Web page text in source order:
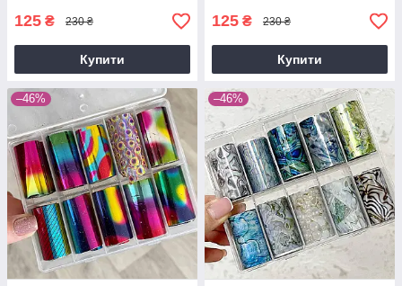
125 ₴ 230 ₴
Купити
125 ₴ 230 ₴
Купити
–46% –46%